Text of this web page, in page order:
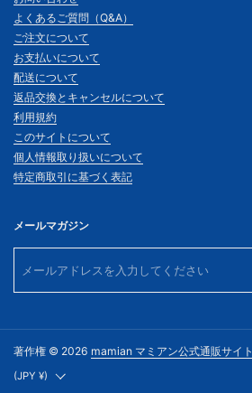
よくあるご質問（Q&A）
ご注文について
お支払いについて
配送について
返品交換とキャンセルについて
利用規約
このサイトについて
個人情報取り扱いについて
特定商取引に基づく表記
メールマガジン
著作権 © 2026 mamian マミアン公式通販サイト
国/地域
(JPY ¥)